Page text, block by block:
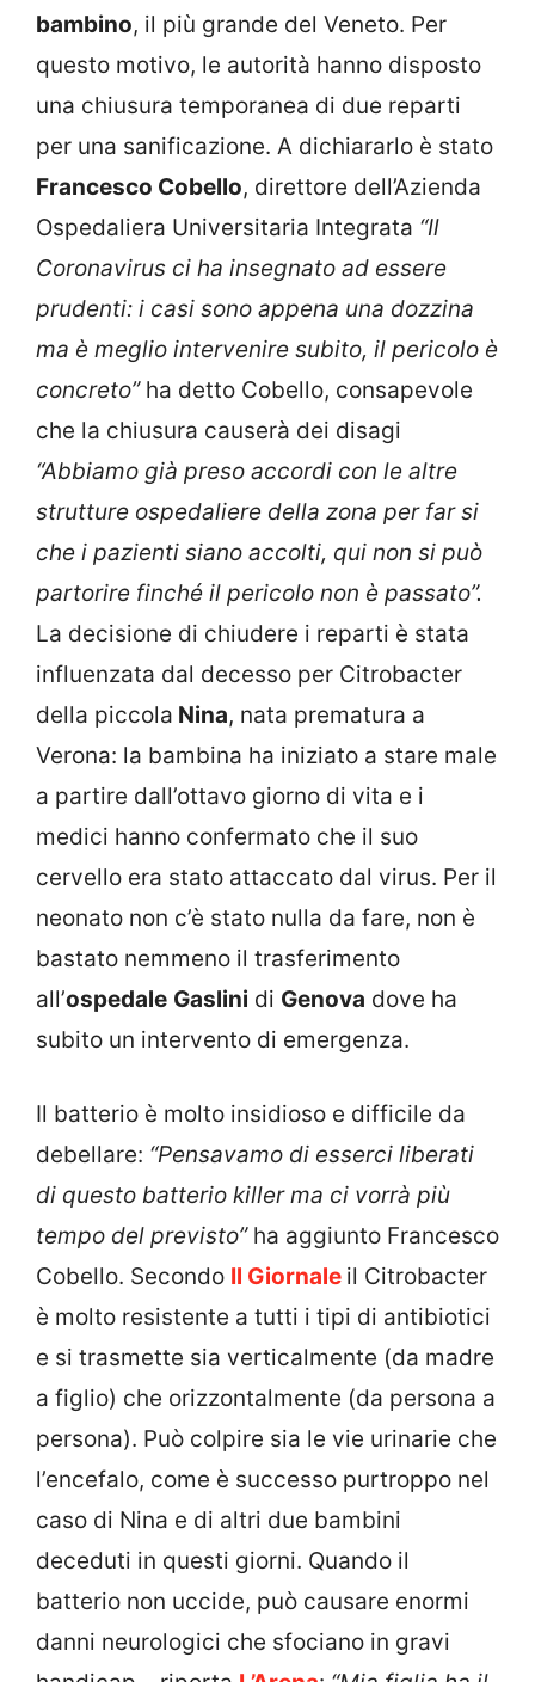
bambino, il più grande del Veneto. Per
questo motivo, le autorità hanno disposto
una chiusura temporanea di due reparti
per una sanificazione. A dichiararlo è stato
Francesco Cobello, direttore dell’Azienda
Ospedaliera Universitaria Integrata “Il
Coronavirus ci ha insegnato ad essere
prudenti: i casi sono appena una dozzina
ma è meglio intervenire subito, il pericolo è
concreto” ha detto Cobello, consapevole
che la chiusura causerà dei disagi
“Abbiamo già preso accordi con le altre
strutture ospedaliere della zona per far si
che i pazienti siano accolti, qui non si può
partorire finché il pericolo non è passato”.
La decisione di chiudere i reparti è stata
influenzata dal decesso per Citrobacter
della piccola Nina, nata prematura a
Verona: la bambina ha iniziato a stare male
a partire dall’ottavo giorno di vita e i
medici hanno confermato che il suo
cervello era stato attaccato dal virus. Per il
neonato non c’è stato nulla da fare, non è
bastato nemmeno il trasferimento
all’ospedale Gaslini di Genova dove ha
subito un intervento di emergenza.
Il batterio è molto insidioso e difficile da
debellare: “Pensavamo di esserci liberati
di questo batterio killer ma ci vorrà più
tempo del previsto” ha aggiunto Francesco
Cobello. Secondo Il Giornale il Citrobacter
è molto resistente a tutti i tipi di antibiotici
e si trasmette sia verticalmente (da madre
a figlio) che orizzontalmente (da persona a
persona). Può colpire sia le vie urinarie che
l’encefalo, come è successo purtroppo nel
caso di Nina e di altri due bambini
deceduti in questi giorni. Quando il
batterio non uccide, può causare enormi
danni neurologici che sfociano in gravi